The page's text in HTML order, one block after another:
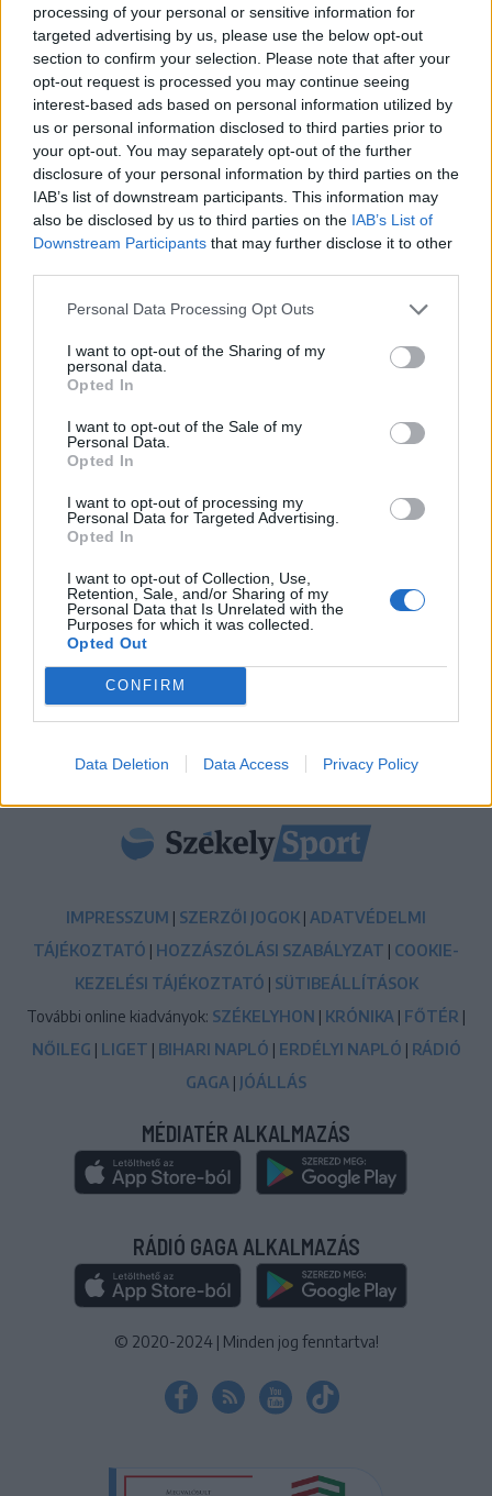
processing of your personal or sensitive information for
targeted advertising by us, please use the below opt-out
section to confirm your selection. Please note that after your
opt-out request is processed you may continue seeing
interest-based ads based on personal information utilized by
us or personal information disclosed to third parties prior to
your opt-out. You may separately opt-out of the further
disclosure of your personal information by third parties on the
IAB’s list of downstream participants. This information may
also be disclosed by us to third parties on the IAB’s List of
Downstream Participants that may further disclose it to other
Personal Data Processing Opt Outs
I want to opt-out of the Sharing of my
personal data.
Opted In
I want to opt-out of the Sale of my
Personal Data.
Opted In
I want to opt-out of processing my
Personal Data for Targeted Advertising.
Opted In
I want to opt-out of Collection, Use,
Retention, Sale, and/or Sharing of my
Personal Data that Is Unrelated with the
Purposes for which it was collected.
Opted Out
CONFIRM
Data Deletion Data Access Privacy Policy
21:58
Nagy pofonba szaladt belé a Kolozsvári CFR,
kikapott a Győr és a Loki is
20:17
Idegenben vezetett, a pihenő után visszavett az U
Craiova az EL-selejtezőn
17:43
Két FK-játékos kapott meghívót a válogatottba
16:22
Egy újonc jelentkezett, több átsorolás a Csík körzeti
focibajnokság új idényében
14:52
Nem kell senkinek állnia, idegenbeli meccsekkel
13:57
Corbu góljától hangos a román és a magyar sajtó,
válogatott meghívót sürgetnek
12:36
jövő csapata
11:24
Székelyföldi játékosokkal készül a női válogatott a
FOTE-ra
IMPRESSZUM | SZERZŐI JOGOK | ADATVÉDELMI
TÁJÉKOZTATÓ | HOZZÁSZÓLÁSI SZABÁLYZAT | COOKIE-
KEZELÉSI TÁJÉKOZTATÓ | SÜTIBEÁLLÍTÁSOK
További online kiadványok: SZÉKELYHON | KRÓNIKA | FŐTÉR |
NŐILEG | LIGET | BIHARI NAPLÓ | ERDÉLYI NAPLÓ | RÁDIÓ
GAGA | JÓÁLLÁS
MÉDIATÉR ALKALMAZÁS
RÁDIÓ GAGA ALKALMAZÁS
© 2020-2024 | Minden jog fenntartva!